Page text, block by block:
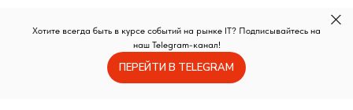
Хотите всегда быть в курсе событий на рынке IT? Подписывайтесь на
наш Telegram-канал!
ПЕРЕЙТИ В TELEGRAM